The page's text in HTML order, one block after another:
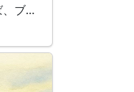
ブー
花で
で
中央に